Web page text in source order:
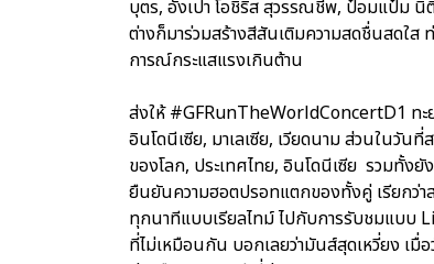
บุตร, อังเปา โอชิริส สุวรรณชีพ, ป๋อมแป๋ม
ต่างก็มาร่วมสร้างสีสันเติมความสดชื่นสดใส
การณ์กระแสแรงเกินต้าน
ส่งให้ #GFRunTheWorldConcertD1 ทะ
อินโดนีเซีย, มาเลเซีย, เวียดนาม ส่วนในวั
ของโลก, ประเทศไทย, อินโดนีเซีย รวมทั้ง
ยืนยันความฮอตปรอทแตกของทั้งคู่ เรียกว่า
ทุกนาทีแบบเรียลไทม์ ไปกับการรับชมแบบ
ที่ไม่เหมือนกัน บอกเลยว่ามันส์สุดเหวี่ยง เ